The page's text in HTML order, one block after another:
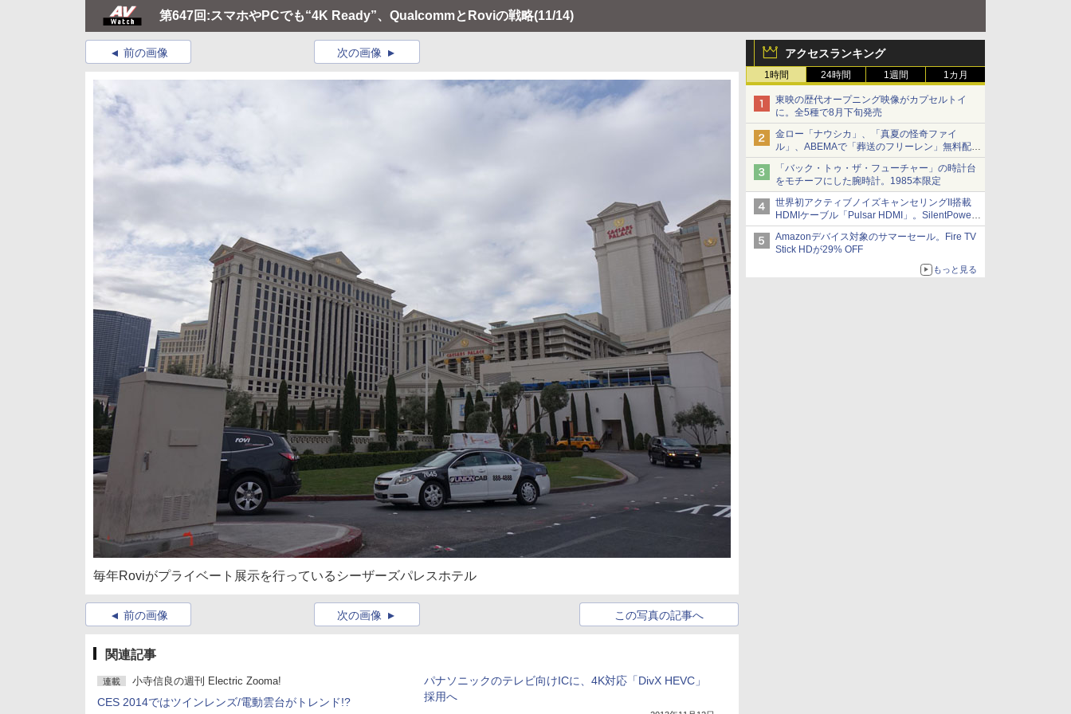
第647回:スマホやPCでも“4K Ready”、QualcommとRoviの戦略(11/14)
アクセスランキング
1時間 24時間 1週間 1カ月
東映の歴代オープニング映像がカプセルトイ
に。全5種で8月下旬発売
金ロー「ナウシカ」、「真夏の怪奇ファイ
ル」、ABEMAで「葬送のフリーレン」無料配信
など。夏の特番・配信情報
「バック・トゥ・ザ・フューチャー」の時計台
をモチーフにした腕時計。1985本限定
世界初アクティブノイズキャンセリングII搭載
HDMIケーブル「Pulsar HDMI」。SilentPower
から
Amazonデバイス対象のサマーセール。Fire TV
Stick HDが29% OFF
もっと見る
前の画像 次の画像
毎年Roviがプライベート展示を行っているシーザーズパレスホテル
前の画像 この写真の記事へ
次の画像
関連記事
連載 小寺信良の週刊 Electric Zooma!
CES 2014ではツインレンズ/電動雲台がトレンド!?
パナソニックのテレビ向けICに、4K対応「DivX HEVC」
採用へ